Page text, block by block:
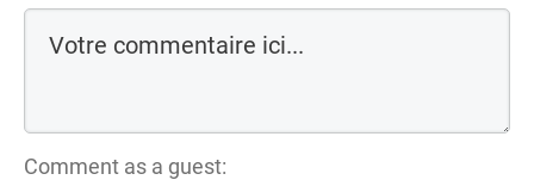
Comment as a guest: